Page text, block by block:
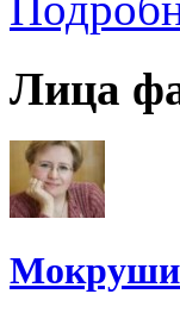
Лица